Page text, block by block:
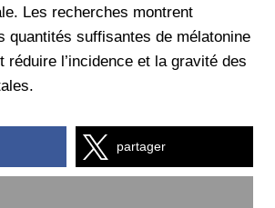
Les recherches montrent
quantités suffisantes de mélatonine
réduire l’incidence et la gravité des
partager